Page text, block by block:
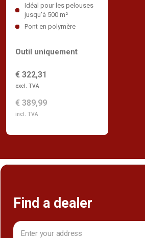
Idéal pour les pelouses
jusqu'à 500 m²
Pont en polymère
€ 322,31
excl. TVA
€ 389,99
incl. TVA
Outil uniquement
Find a dealer